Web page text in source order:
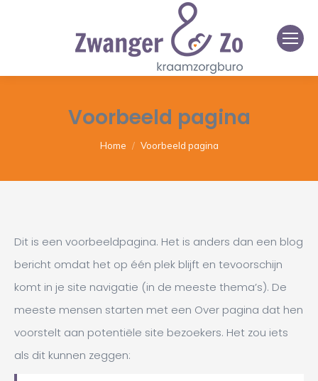
Voorbeeld pagina
Je bent hier:
Home Voorbeeld pagina
Dit is een voorbeeldpagina. Het is anders dan een blog
bericht omdat het op één plek blijft en tevoorschijn
komt in je site navigatie (in de meeste thema’s). De
meeste mensen starten met een Over pagina dat hen
voorstelt aan potentiële site bezoekers. Het zou iets
als dit kunnen zeggen: